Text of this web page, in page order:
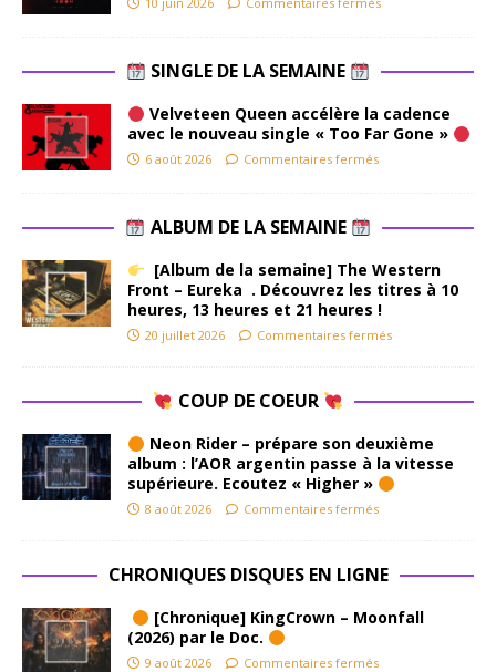
SINGLE DE LA SEMAINE
Velveteen Queen accélère la cadence
avec le nouveau single « Too Far Gone »
6 août 2026 Commentaires fermés
ALBUM DE LA SEMAINE
[Album de la semaine] The Western
Front – Eureka . Découvrez les titres à 10
heures, 13 heures et 21 heures !
20 juillet 2026 Commentaires fermés
COUP DE COEUR
Neon Rider – prépare son deuxième
album : l’AOR argentin passe à la vitesse
supérieure. Ecoutez « Higher »
8 août 2026 Commentaires fermés
CHRONIQUES DISQUES EN LIGNE
[Chronique] KingCrown – Moonfall
(2026) par le Doc.
9 août 2026 Commentaires fermés